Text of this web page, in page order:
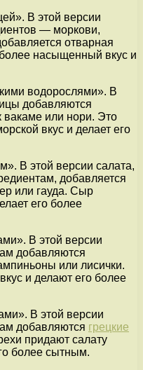
В этой версии
— моркови,
отварная
насыщенный вкус и
водорослями». В
добавляются
вакаме или нори. Это
вкус и делает его
В этой версии салата,
добавляется
или гауда. Сыр
его более
В этой версии
добавляются
или лисички.
и делают его более
В этой версии
добавляются грецкие
придают салату
более сытным.